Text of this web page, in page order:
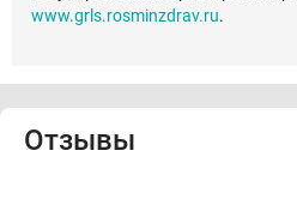
www.grls.rosminzdrav.ru.
Отзывы